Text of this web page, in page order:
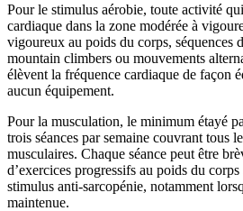
Pour le stimulus aérobie, toute activité
cardiaque dans la zone modérée à
vigoureux au poids du corps, séquences
mountain climbers ou mouvements
élèvent la fréquence cardiaque de façon
aucun équipement.
Pour la musculation, le minimum étayé
trois séances par semaine couvrant tous
musculaires. Chaque séance peut être
d’exercices progressifs au poids du
stimulus anti-sarcopénie, notamment
maintenue.